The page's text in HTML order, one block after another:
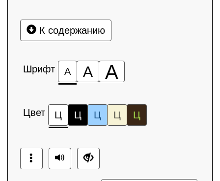
К содержанию
Шрифт А А А
Цвет Ц Ц Ц Ц Ц